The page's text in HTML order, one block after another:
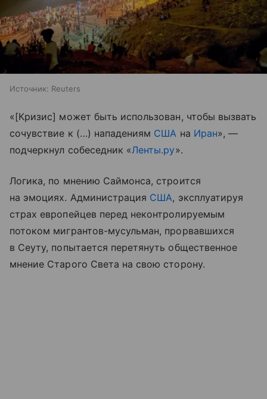
Источник: Reuters
«[Кризис] может быть использован, чтобы вызвать
сочувствие к (…) нападениям США на Иран», —
подчеркнул собеседник «Ленты.ру».
Логика, по мнению Саймонса, строится
на эмоциях. Администрация США, эксплуатируя
страх европейцев перед неконтролируемым
потоком мигрантов-мусульман, прорвавшихся
в Сеуту, попытается перетянуть общественное
мнение Старого Света на свою сторону.